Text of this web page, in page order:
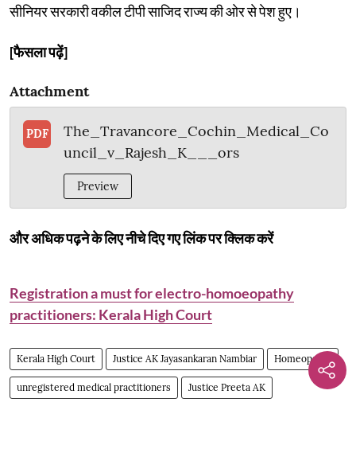
सीनियर सरकारी वकील टीपी साजिद राज्य की ओर से पेश हुए।
[फैसला पढ़ें]
Attachment
PDF
The_Travancore_Cochin_Medical_Co
uncil_v_Rajesh_K___ors
Preview
और अधिक पढ़ने के लिए नीचे दिए गए लिंक पर क्लिक करें
Registration a must for electro-homoeopathy
practitioners: Kerala High Court
Kerala High Court Justice AK Jayasankaran Nambiar Homeopathy
unregistered medical practitioners Justice Preeta AK